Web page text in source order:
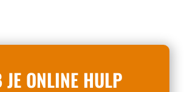
JE ONLINE HULP